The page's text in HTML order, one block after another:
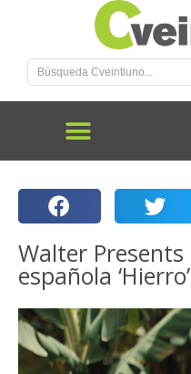
Walter
española ‘Hierro’